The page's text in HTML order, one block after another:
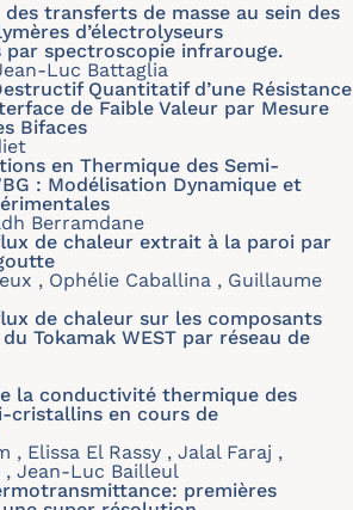
transferts de masse au sein des
d’électrolyseurs
spectroscopie infrarouge.
Luc Battaglia
Quantitatif d’une Résistance
de Faible Valeur par Mesure
Bifaces
en Thermique des Semi-
: Modélisation Dynamique et
Berramdane
de chaleur extrait à la paroi par
, Ophélie Caballina , Guillaume
de chaleur sur les composants
Tokamak WEST par réseau de
la conductivité thermique des
cristallins en cours de
, Elissa El Rassy , Jalal Faraj ,
Jean-Luc Bailleul
premières